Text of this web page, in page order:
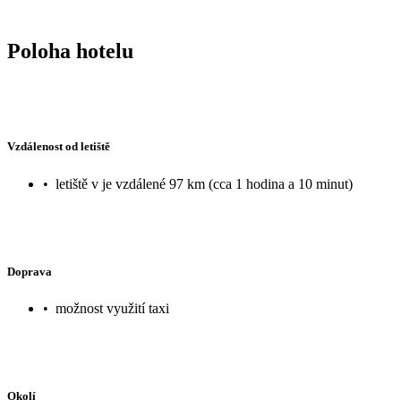
Poloha hotelu
Vzdálenost od letiště
• letiště v je vzdálené 97 km (cca 1 hodina a 10 minut)
Doprava
• možnost využití taxi
Okolí